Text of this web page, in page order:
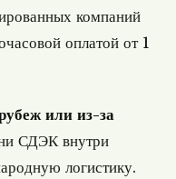
компаний
оплатой от 1
или из-за
СДЭК внутри
логистику.